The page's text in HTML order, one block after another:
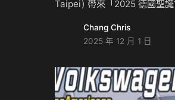
Taipei) 帶來「2025 德國聖誕
園，12月13日至14日於桃園
聖誕歡樂氛圍。 汲取德國聖
出，營造濃厚的節日氣氛。
下兩款最新車型，全新 A6
Chang Chris
2025 年 12 月 1 日